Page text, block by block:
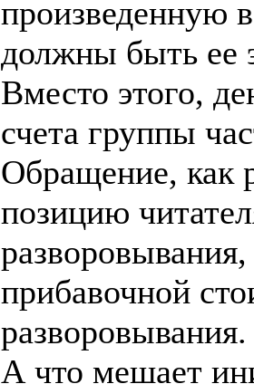
произведенную
должны быть ее
Вместо этого,
счета группы
Обращение, как
позицию
прибавочной
разворовывания.
А что мешает